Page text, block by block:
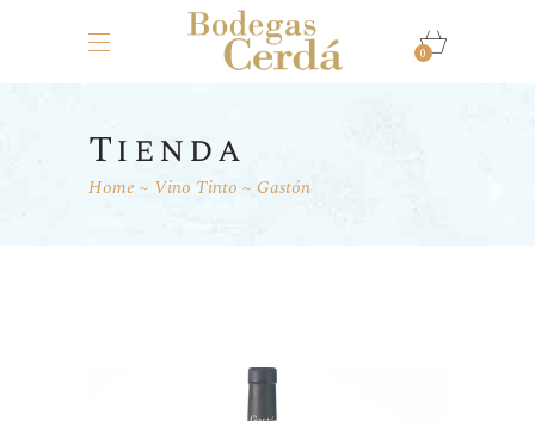
0
Tienda
Home Vino Tinto Gastón